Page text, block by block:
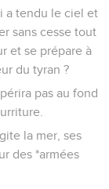
a tendu le ciel et
sans cesse tout
et se prépare à
du tyran ?
pas au fond
la mer, ses
des *armées